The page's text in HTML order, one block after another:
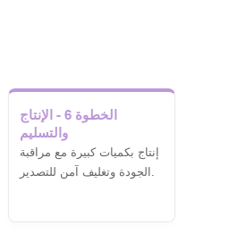
الخطوة 6 - الإنتاج
والتسليم
إنتاج بكميات كبيرة مع مراقبة
الجودة وتغليف آمن للتصدير.